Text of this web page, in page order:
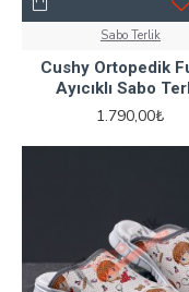
Sabo Terlik
Cushy Ortopedik
Ayıcıklı Sabo
1.790,00₺